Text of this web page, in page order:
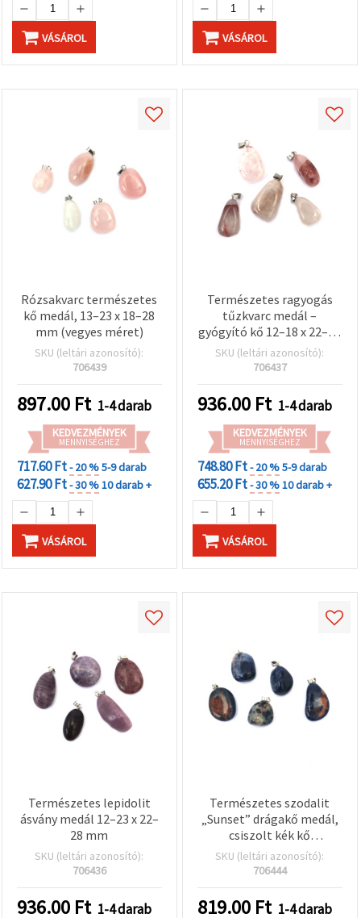
VÁSÁROL VÁSÁROL
Rózsakvarc természetes
kő medál, 13–23 x 18–28
mm (vegyes méret)
SKU (leltári azonosító):
706439
897.00 Ft 1-4 darab
KEDVEZMÉNYEK
MENNYISÉGHEZ
717.60 Ft- 20 %5-9 darab
627.90 Ft- 30 %10 darab +
VÁSÁROL
Természetes ragyogás
tűzkvarc medál –
gyógyító kő 12–18 x 22–28
mm
SKU (leltári azonosító):
706437
936.00 Ft 1-4 darab
KEDVEZMÉNYEK
MENNYISÉGHEZ
748.80 Ft- 20 %5-9 darab
655.20 Ft- 30 %10 darab +
VÁSÁROL
Természetes lepidolit
ásvány medál 12–23 x 22–
28 mm
SKU (leltári azonosító):
706436
936.00 Ft 1-4 darab
Természetes szodalit
„Sunset” drágakő medál,
csiszolt kék kő
fehér/narancs erezettel,
14–23 x 22–28 mm, vegyes
formák, ezüstszínű
SKU (leltári azonosító):
706444
819.00 Ft 1-4 darab